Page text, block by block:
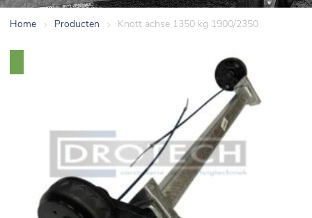
Home > Producten > Knott achse 1350 kg 1900/2350